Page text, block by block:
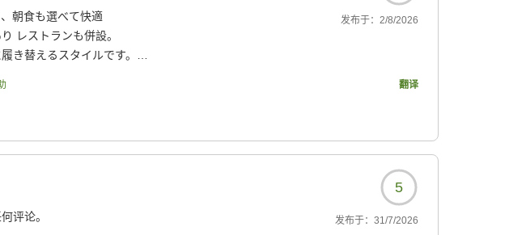
朝食も選べて快適
レストランも併設。
き替えるスタイルです。
せん。
こちらから
发布于： 2/8/2026
翻译
5
评论。 发布于： 31/7/2026